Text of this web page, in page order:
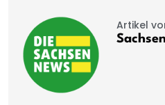
Artikel